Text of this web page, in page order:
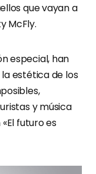
que vayan a
McFly.
especial, han
estética de los
y música
futuro es